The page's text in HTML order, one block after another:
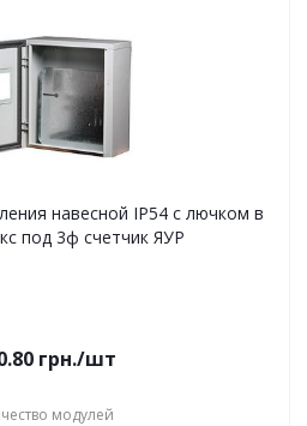
навесной IP54 с лючком в
под 3ф счетчик ЯУР
грн./шт
модулей